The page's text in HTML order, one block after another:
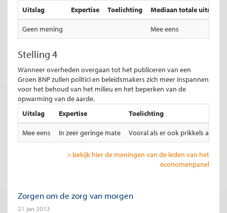
Uitslag
Expertise Toelichting Mediaan totale uitslag
Geen mening Mee eens
Stelling 4
Wanneer overheden overgaan tot het publiceren van een
Groen BNP zullen politici en beleidsmakers zich meer inspannen
voor het behoud van het milieu en het beperken van de
opwarming van de aarde.
Uitslag
Expertise Toelichting
Mee eens In zeer geringe mate Vooral als er ook prikkels aan
> bekijk hier de meningen van de leden van het
economenpanel
Zorgen om de zorg van morgen
21 jan 2013